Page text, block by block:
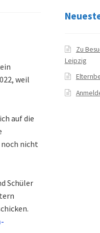
weil
auf die
nicht
Schüler
Zu
Leipzig